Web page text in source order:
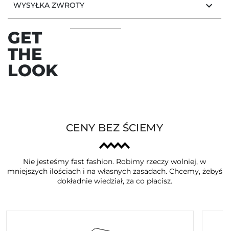
WYSYŁKA ZWROTY keyboard_arrow_down
GET
THE
LOOK
CENY BEZ ŚCIEMY
Nie jesteśmy fast fashion. Robimy rzeczy wolniej, w
mniejszych ilościach i na własnych zasadach. Chcemy, żebyś
dokładnie wiedział, za co płacisz.